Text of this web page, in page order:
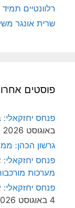
רלוונטיים תמיד
שרית אונגר
פוסטים
פנחס יחזקאלי:
באוגוסט 2026
גרשון הכהן:
פנחס
מערכות
פנחס יחזקאלי:
4 באוגוסט 2026